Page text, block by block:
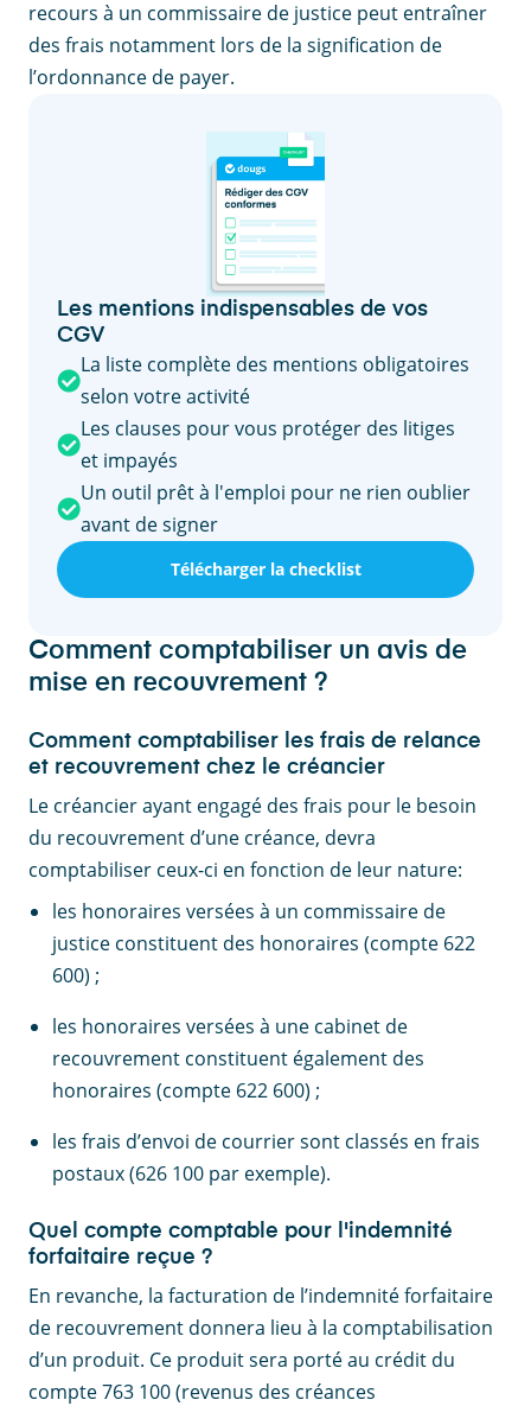
recours à un commissaire de justice peut entraîner
des frais notamment lors de la signification de
l’ordonnance de payer.
Les mentions indispensables de vos
CGV
La liste complète des mentions obligatoires
selon votre activité
Les clauses pour vous protéger des litiges
et impayés
Un outil prêt à l'emploi pour ne rien oublier
avant de signer
Télécharger la checklist
Comment comptabiliser un avis de
mise en recouvrement ?
Comment comptabiliser les frais de relance
et recouvrement chez le créancier
Le créancier ayant engagé des frais pour le besoin
du recouvrement d’une créance, devra
comptabiliser ceux-ci en fonction de leur nature:
les honoraires versées à un commissaire de
justice constituent des honoraires (compte 622
600) ;
les honoraires versées à une cabinet de
recouvrement constituent également des
honoraires (compte 622 600) ;
les frais d’envoi de courrier sont classés en frais
postaux (626 100 par exemple).
Quel compte comptable pour l'indemnité
forfaitaire reçue ?
En revanche, la facturation de l’indemnité forfaitaire
de recouvrement donnera lieu à la comptabilisation
d’un produit. Ce produit sera porté au crédit du
compte 763 100 (revenus des créances